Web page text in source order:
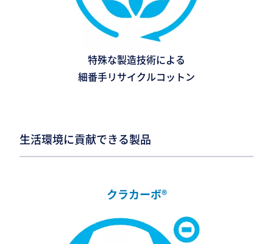
特殊な製造技術による
細番手リサイクルコットン
生活環境に貢献できる製品
クラカーボ®